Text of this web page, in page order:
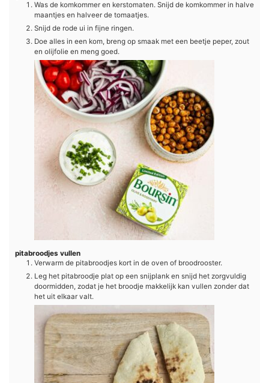
Was de komkommer en kerstomaten. Snijd de komkommer in halve
maantjes en halveer de tomaatjes.
Snijd de rode ui in fijne ringen.
Doe alles in een kom, breng op smaak met een beetje peper, zout
en olijfolie en meng goed.
pitabroodjes vullen
Verwarm de pitabroodjes kort in de oven of broodrooster.
Leg het pitabroodje plat op een snijplank en snijd het zorgvuldig
doormidden, zodat je het broodje makkelijk kan vullen zonder dat
het uit elkaar valt.